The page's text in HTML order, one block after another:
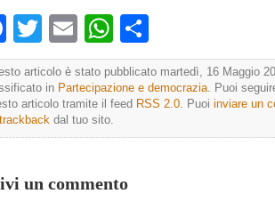
Facebook
TwitterEmailWhatsApp
articolo è stato pubblicato martedì, 16 Maggio
in Partecipazione e democrazia . Puoi
articolo tramite il feed RSS 2.0 . Puoi inviare un
trackback dal tuo sito.
un commento